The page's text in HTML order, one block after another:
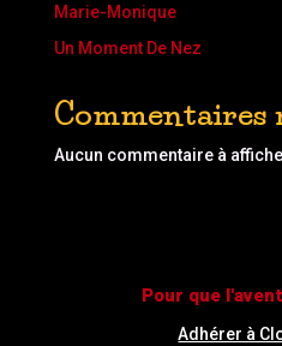
Marie-Monique
Un Moment De Nez
Commentaires
Aucun commentaire à
Pour que
Adhérer à